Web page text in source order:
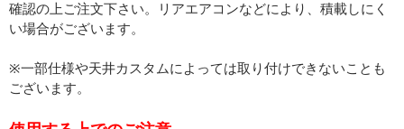
確認の上ご注文下さい。リアエアコンなどにより、積載しにく
い場合がございます。
※一部仕様や天井カスタムによっては取り付けできないことも
ございます。